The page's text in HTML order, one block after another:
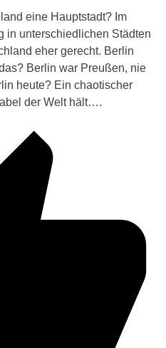
eine Hauptstadt? Im
in unterschiedlichen Städten
eher gerecht. Berlin
Berlin war Preußen, nie
heute? Ein chaotischer
der Welt hält….